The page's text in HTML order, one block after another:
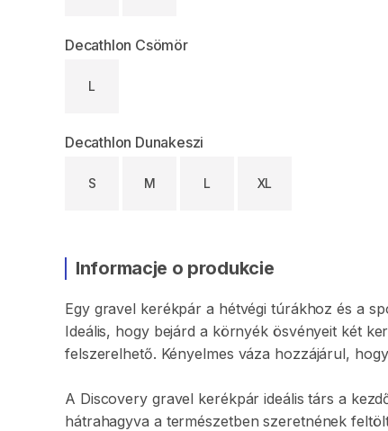
Decathlon Csömör
L
Decathlon Dunakeszi
S M L XL
Informacje o produkcie
Egy gravel kerékpár a hétvégi túrákhoz és a
Ideális​,​ hogy bejárd a környék ösvényeit két
felszerelhető. Kényelmes váza hozzájárul​,​ hogy
A Discovery gravel kerékpár ideális társ a
hátrahagyva a természetben szeretnének